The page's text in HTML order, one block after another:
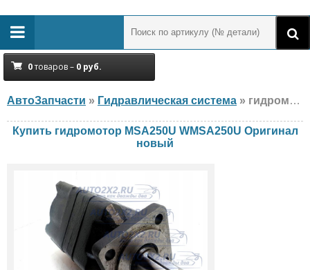
0товаров – 0 руб.
АвтоЗапчасти » Гидравлическая система » гидромотор Оригинал MSA250U WMSA250U Tigercat, John Deere, Hako, новый
Купить гидромотор MSA250U WMSA250U Оригинал
новый